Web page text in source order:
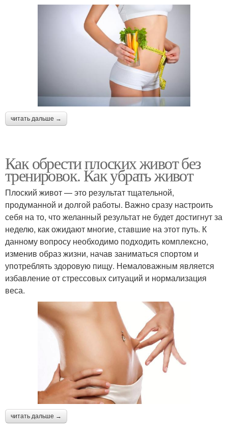
читать дальше →
Как обрести плоских живот без
тренировок. Как убрать живот
Плоский живот — это результат тщательной,
продуманной и долгой работы. Важно сразу настроить
себя на то, что желанный результат не будет достигнут за
неделю, как ожидают многие, ставшие на этот путь. К
данному вопросу необходимо подходить комплексно,
изменив образ жизни, начав заниматься спортом и
употреблять здоровую пищу. Немаловажным является
избавление от стрессовых ситуаций и нормализация
веса.
читать дальше →